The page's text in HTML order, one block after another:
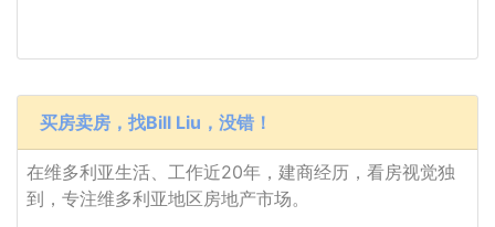
买房卖房，找Bill Liu，没错！
在维多利亚生活、工作近20年，建商经历，看房视觉独
到，专注维多利亚地区房地产市场。